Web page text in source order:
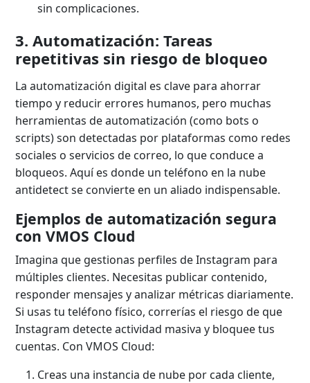
sin complicaciones.
3. Automatización: Tareas
repetitivas sin riesgo de bloqueo
La automatización digital es clave para ahorrar
tiempo y reducir errores humanos, pero muchas
herramientas de automatización (como bots o
scripts) son detectadas por plataformas como redes
sociales o servicios de correo, lo que conduce a
bloqueos. Aquí es donde un teléfono en la nube
antidetect se convierte en un aliado indispensable.
Ejemplos de automatización segura
con VMOS Cloud
Imagina que gestionas perfiles de Instagram para
múltiples clientes. Necesitas publicar contenido,
responder mensajes y analizar métricas diariamente.
Si usas tu teléfono físico, correrías el riesgo de que
Instagram detecte actividad masiva y bloquee tus
cuentas. Con VMOS Cloud:
Creas una instancia de nube por cada cliente,